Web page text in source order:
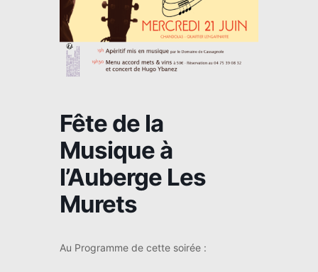
Fête de la
Musique à
l’Auberge Les
Murets
Au Programme de cette soirée :